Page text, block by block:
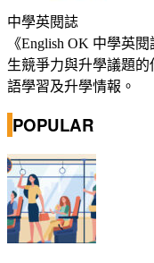
中學英閱誌
《English OK 中學英
生競爭力與升學議題
語學習及升學情報。
POPULAR